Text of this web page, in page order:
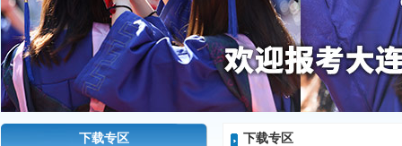
下载专区 下载专区